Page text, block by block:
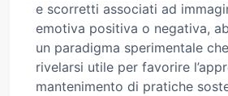
e scorretti associati ad
emotiva positiva o negativa,
un paradigma sperimentale
rivelarsi utile per favorire
mantenimento di pratiche